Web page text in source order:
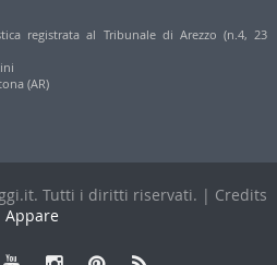
registrata al Tribunale di Arezzo (n.4, 23
(AR)
Tutti i diritti riservati. | Credits
Appare